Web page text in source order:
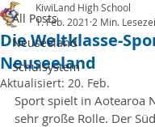
All Posts
Neuseeland
Schulsystem
Die Weltklasse-
Neuseeland
KiwiLand High School
1. Feb. 2021 2 Min.
Aktualisiert: 20. Feb.
Sport spielt in Aotearoa
sehr große Rolle. Der